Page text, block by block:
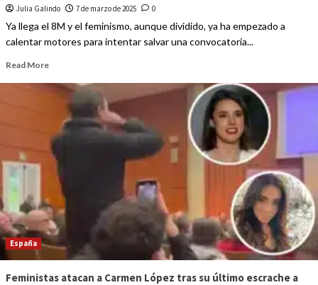
Julia Galindo 7 de marzo de 2025 0
Ya llega el 8M y el feminismo, aunque dividido, ya ha empezado a
calentar motores para intentar salvar una convocatoria...
Read More
España
Feministas atacan a Carmen López tras su último escrache a